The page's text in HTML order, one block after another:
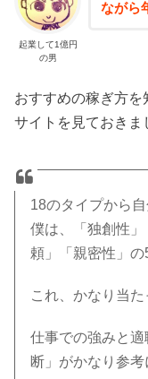
起業して1億円
の男
ながら
おすすめの稼ぎ方を
サイトを見ておきま
18のタイプから
僕は、「独創性
頼」「親密性」の
これ、かなり当
仕事での強みと
断」がかなり参考